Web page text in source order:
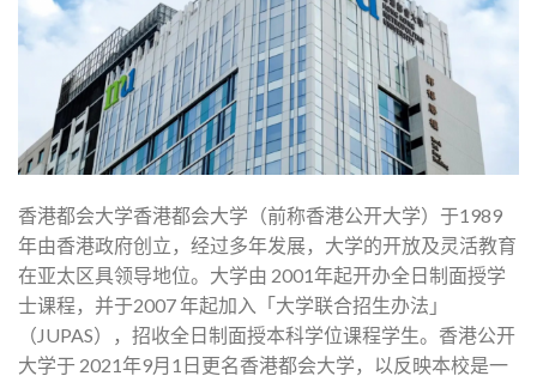
香港都会大学香港都会大学（前称香港公开大学）于1989
年由香港政府创立，经过多年发展，大学的开放及灵活教育
在亚太区具领导地位。大学由 2001年起开办全日制面授学
士课程，并于2007 年起加入「大学联合招生办法」
（JUPAS），招收全日制面授本科学位课程学生。香港公开
大学于 2021年9月1日更名香港都会大学，以反映本校是一